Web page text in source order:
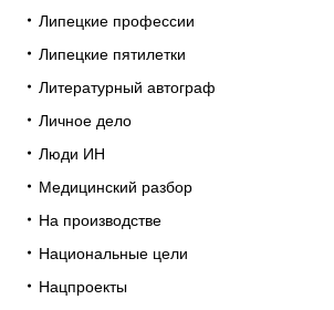
Липецкие профессии
Липецкие пятилетки
Литературный автограф
Личное дело
Люди ИН
Медицинский разбор
На производстве
Национальные цели
Нацпроекты